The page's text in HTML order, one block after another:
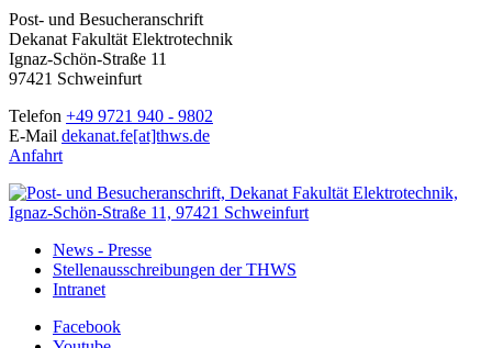
Post- und Besucheranschrift
Dekanat Fakultät Elektrotechnik
Ignaz-Schön-Straße 11
97421 Schweinfurt
Telefon +49 9721 940 - 9802
E-Mail dekanat.fe[at]thws.de
Anfahrt
News - Presse
Stellenausschreibungen der THWS
Intranet
Facebook